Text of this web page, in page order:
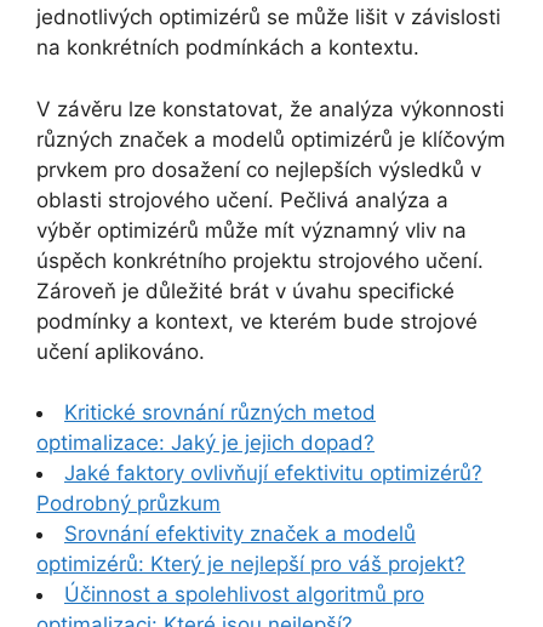
jednotlivých optimizérů se může lišit v závislosti
na konkrétních podmínkách a kontextu.
V závěru lze konstatovat, že analýza výkonnosti
různých značek a modelů optimizérů je klíčovým
prvkem pro dosažení co nejlepších výsledků v
oblasti strojového učení. Pečlivá analýza a
výběr optimizérů může mít významný vliv na
úspěch konkrétního projektu strojového učení.
Zároveň je důležité brát v úvahu specifické
podmínky a kontext, ve kterém bude strojové
učení aplikováno.
Kritické srovnání různých metod
optimalizace: Jaký je jejich dopad?
Jaké faktory ovlivňují efektivitu optimizérů?
Podrobný průzkum
Srovnání efektivity značek a modelů
optimizérů: Který je nejlepší pro váš projekt?
Účinnost a spolehlivost algoritmů pro